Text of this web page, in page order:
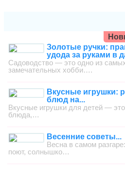
Золотые ручки:
удода за руками в
Садоводство — это одно из
замечательных хобби….
Вкусные игрушки:
блюд на...
Вкусные игрушки для детей —
блюда,…
Весенние советы...
Весна в самом
поют, солнышко…